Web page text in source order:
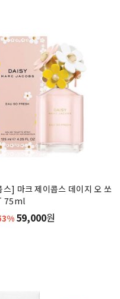
스] 마크 제이콥스 데이지 오 쏘
75ml
59,000원